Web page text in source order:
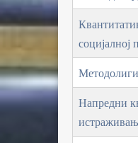
социјалној
Напредни